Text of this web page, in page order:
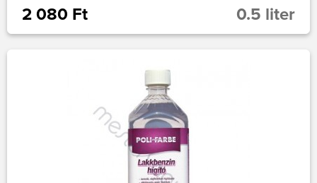
2 080 Ft 0.5 liter